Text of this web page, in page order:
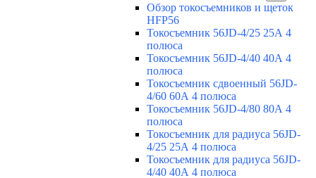
Обзор токосъемников и щеток
HFP56
Токосъемник 56JD-4/25 25А 4
полюса
Токосъемник 56JD-4/40 40А 4
полюса
Токосъемник сдвоенный 56JD-
4/60 60А 4 полюса
Токосъемник 56JD-4/80 80А 4
полюса
Токосъемник для радиуса 56JD-
4/25 25А 4 полюса
Токосъемник для радиуса 56JD-
4/40 40А 4 полюса